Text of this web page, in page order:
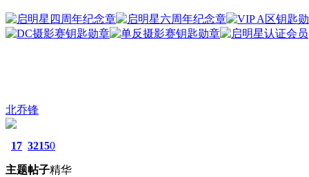
北乔锋
17
主题
3215
帖子
0
精华